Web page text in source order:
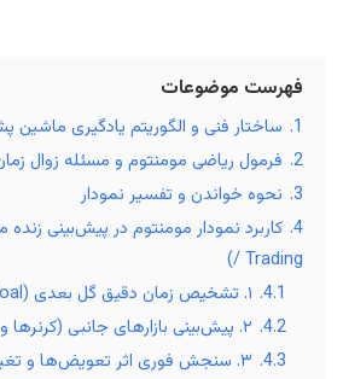
فهرست موضوعات
1. ساختار فنی و الگوریتم یادگیری ماشین
2. فرمول ریاضی مومنتوم و مسئله زوال
3. نحوه خواندن و تفسیر نمودار
4.
/ Trading)
4.1. ۱. تشخیص زمان دقیق گل بعدی (Next Goal)
4.2. ۲. پیش‌بینی بازارهای جانبی (کرنرها و کارت‌ها)
4.3. ۳. سنجش فوری اثر تعویض‌ها و تغییرات تاکتیکی